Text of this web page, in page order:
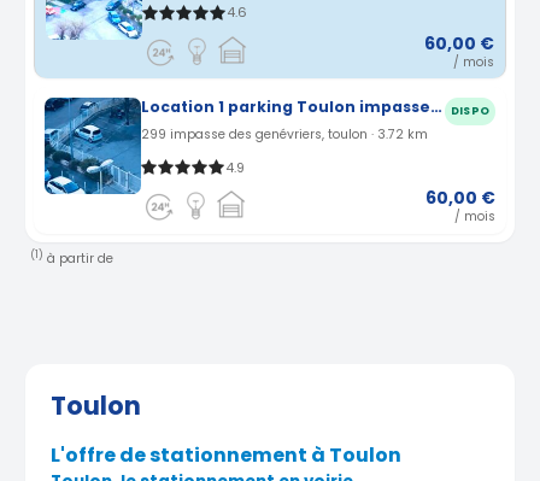
4.6
60,00 €
/ mois
Location 1 parking Toulon impasse des genévriers (83) DISPO
299 impasse des genévriers, toulon · 3.72 km
4.9
60,00 €
/ mois
(1) à partir de
Toulon
L'offre de stationnement à Toulon